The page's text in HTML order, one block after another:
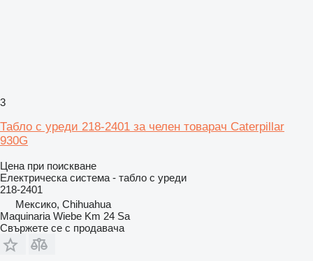
3
Табло с уреди 218-2401 за челен товарач Caterpillar
930G
Цена при поискване
Електрическа система - табло с уреди
218-2401
Мексико, Chihuahua
Maquinaria Wiebe Km 24 Sa
Свържете се с продавача